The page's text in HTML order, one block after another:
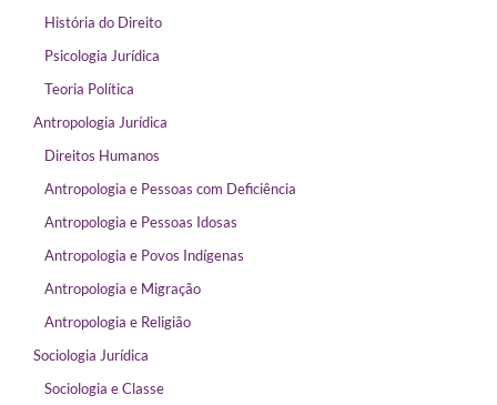
História do Direito
Psicologia Jurídica
Teoria Política
Antropologia Jurídica
Direitos Humanos
Antropologia e Pessoas com Deficiência
Antropologia e Pessoas Idosas
Antropologia e Povos Indígenas
Antropologia e Migração
Antropologia e Religião
Sociologia Jurídica
Sociologia e Classe